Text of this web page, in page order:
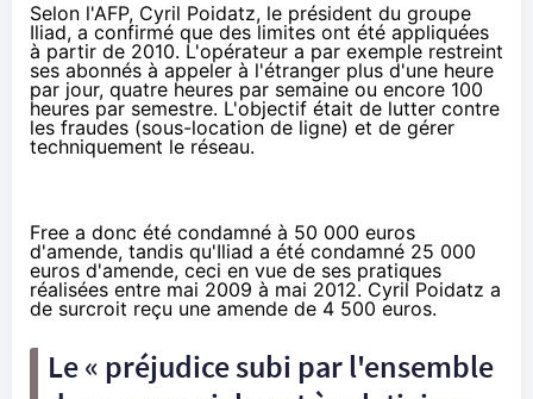
Selon l'AFP, Cyril Poidatz, le président du groupe
Iliad, a confirmé que des limites ont été appliquées
à partir de 2010. L'opérateur a par exemple restreint
ses abonnés à appeler à l'étranger plus d'une heure
par jour, quatre heures par semaine ou encore 100
heures par semestre. L'objectif était de lutter contre
les fraudes (sous-location de ligne) et de gérer
techniquement le réseau.
Free a donc été condamné à 50 000 euros
d'amende, tandis qu'Iliad a été condamné 25 000
euros d'amende, ceci en vue de ses pratiques
réalisées entre mai 2009 à mai 2012. Cyril Poidatz a
de surcroit reçu une amende de 4 500 euros.
Le « préjudice subi par l'ensemble